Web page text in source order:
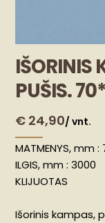
IŠORINIS
PUŠIS.
€ 24,90/ vnt.
MATMENYS, mm :
ILGIS, mm : 3000
KLIJUOTAS
Išorinis kampas,